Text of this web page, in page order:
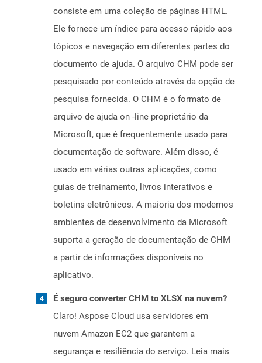
consiste em uma coleção de páginas HTML.
Ele fornece um índice para acesso rápido aos
tópicos e navegação em diferentes partes do
documento de ajuda. O arquivo CHM pode ser
pesquisado por conteúdo através da opção de
pesquisa fornecida. O CHM é o formato de
arquivo de ajuda on -line proprietário da
Microsoft, que é frequentemente usado para
documentação de software. Além disso, é
usado em várias outras aplicações, como
guias de treinamento, livros interativos e
boletins eletrônicos. A maioria dos modernos
ambientes de desenvolvimento da Microsoft
suporta a geração de documentação de CHM
a partir de informações disponíveis no
aplicativo.
É seguro converter CHM to XLSX na nuvem?
Claro! Aspose Cloud usa servidores em
nuvem Amazon EC2 que garantem a
segurança e resiliência do serviço. Leia mais